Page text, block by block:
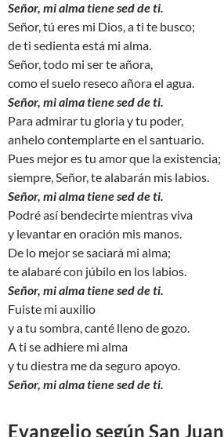
Señor, mi alma tiene sed de ti.
Señor, tú eres mi Dios, a ti te busco;
de ti sedienta está mi alma.
Señor, todo mi ser te añora,
como el suelo reseco añora el agua.
Señor, mi alma tiene sed de ti.
Para admirar tu gloria y tu poder,
anhelo contemplarte en el santuario.
Pues mejor es tu amor que la existencia;
siempre, Señor, te alabarán mis labios.
Señor, mi alma tiene sed de ti.
Podré así bendecirte mientras viva
y levantar en oración mis manos.
De lo mejor se saciará mi alma;
te alabaré con júbilo en los labios.
Señor, mi alma tiene sed de ti.
Fuiste mi auxilio
y a tu sombra, canté lleno de gozo.
A ti se adhiere mi alma
y tu diestra me da seguro apoyo.
Señor, mi alma tiene sed de ti.
Evangelio según San Juan